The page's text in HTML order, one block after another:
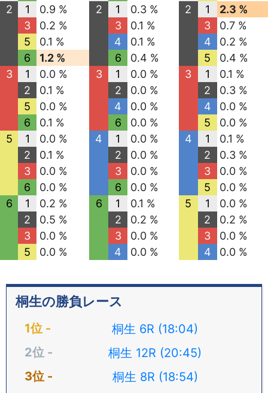
2
1
0.9 %
3
0.2 %
5
0.1 %
6
1.2 %
3
1
0.0 %
2
0.1 %
5
0.0 %
6
0.1 %
5
1
0.0 %
2
0.1 %
3
0.0 %
6
0.0 %
6
1
0.2 %
2
0.5 %
3
0.0 %
5
0.0 %
2
1
0.3 %
3
0.1 %
4
0.1 %
6
0.4 %
3
1
0.0 %
2
0.0 %
4
0.0 %
6
0.0 %
4
1
0.0 %
2
0.0 %
3
0.0 %
6
0.0 %
6
1
0.1 %
2
0.2 %
3
0.0 %
4
0.0 %
2
1
2.3 %
3
0.7 %
4
0.2 %
5
0.4 %
3
1
0.1 %
2
0.3 %
4
0.0 %
5
0.0 %
4
1
0.1 %
2
0.3 %
3
0.0 %
5
0.0 %
5
1
0.0 %
2
0.2 %
3
0.0 %
4
0.0 %
桐生の勝負レース
桐生 6R (18:04)
桐生 12R (20:45)
桐生 8R (18:54)